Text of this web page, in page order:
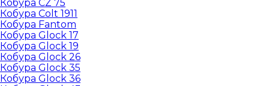
Кобура CZ 75
Кобура Colt 1911
Кобура Fantom
Кобура Glock 17
Кобура Glock 19
Кобура Glock 26
Кобура Glock 35
Кобура Glock 36